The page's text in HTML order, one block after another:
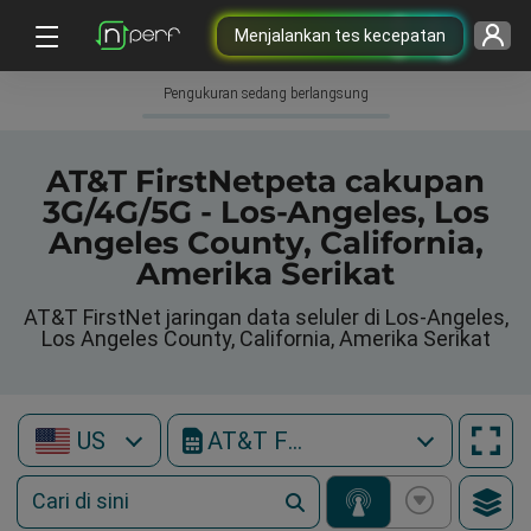
Menjalankan tes kecepatan
Pengukuran sedang berlangsung
AT&T FirstNetpeta cakupan
3G/4G/5G - Los-Angeles, Los
Angeles County, California,
Amerika Serikat
AT&T FirstNet jaringan data seluler di Los-Angeles,
Los Angeles County, California, Amerika Serikat
US AT&T FirstNet